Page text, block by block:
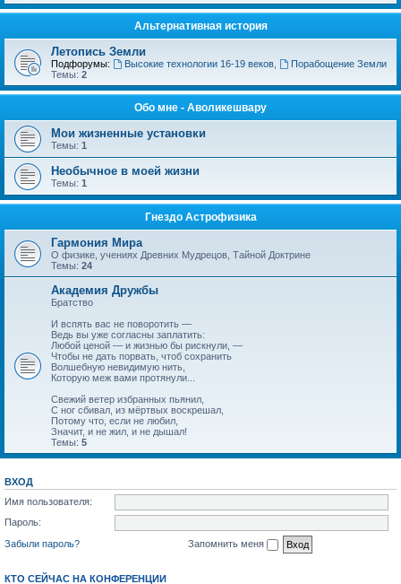
Альтернативная история
Летопись Земли
Подфорумы: Высокие технологии 16-19 веков,
Порабощение Земли
Темы: 2
Обо мне - Аволикешвару
Мои жизненные установки
Темы: 1
Необычное в моей жизни
Темы: 1
Гнездо Астрофизика
Гармония Мира
О физике, учениях Древних Мудрецов, Тайной Доктрине
Темы: 24
Академия Дружбы
Братство
И вспять вас не поворотить —
Ведь вы уже согласны заплатить:
Любой ценой — и жизнью бы рискнули, —
Чтобы не дать порвать, чтоб сохранить
Волшебную невидимую нить,
Которую меж вами протянули...
Свежий ветер избранных пьянил,
С ног сбивал, из мёртвых воскрешал,
Потому что, если не любил,
Значит, и не жил, и не дышал!
Темы: 5
ВХОД
Имя пользователя:
Пароль:
Забыли пароль?
Запомнить меня
КТО СЕЙЧАС НА КОНФЕРЕНЦИИ